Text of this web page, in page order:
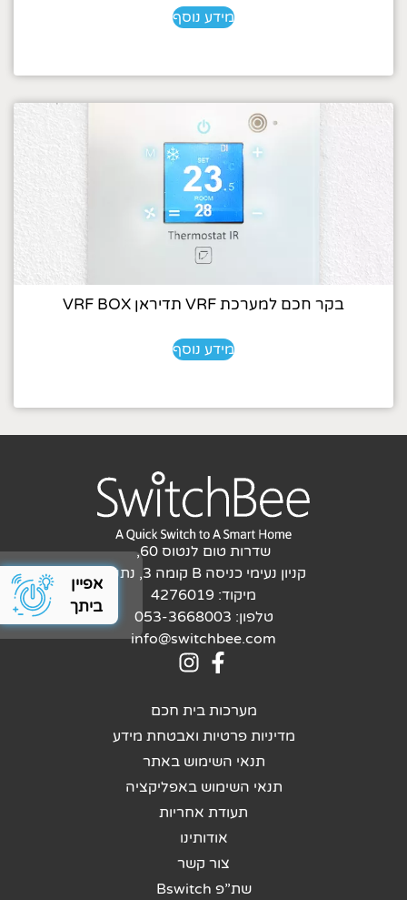
מידע נוסף
בקר חכם למערכת VRF תדיראן VRF BOX
מידע נוסף
שדרות טום לנטוס 60,
קניון נעימי כניסה B קומה 3, נתניה
מיקוד: 4276019
טלפון: 053-3668003
info@switchbee.com
מערכות בית חכם
מדיניות פרטיות ואבטחת מידע
תנאי השימוש באתר
תנאי השימוש באפליקציה
תעודת אחריות
אודותינו
צור קשר
שת”פ Bswitch
אפיין
ביתך
כלי מהיר